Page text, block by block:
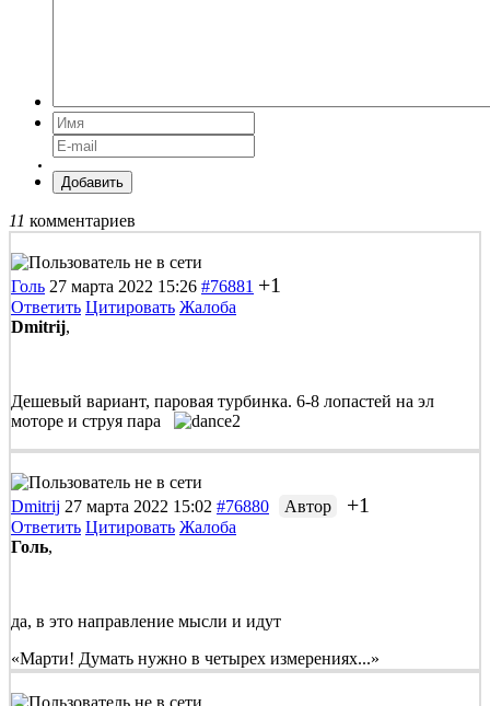
Добавить
11 комментариев
Голь 27 марта 2022 15:26 #76881 +1
Ответить Цитировать Жалоба
Dmitrij,
Дешевый вариант, паровая турбинка. 6-8 лопастей на эл
моторе и струя пара
Dmitrij 27 марта 2022 15:02 #76880 Автор +1
Ответить Цитировать Жалоба
Голь,
да, в это направление мысли и идут
«Марти! Думать нужно в четырех измерениях...»